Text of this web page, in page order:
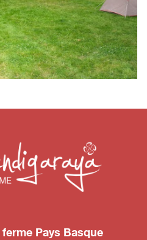
Pays Basque